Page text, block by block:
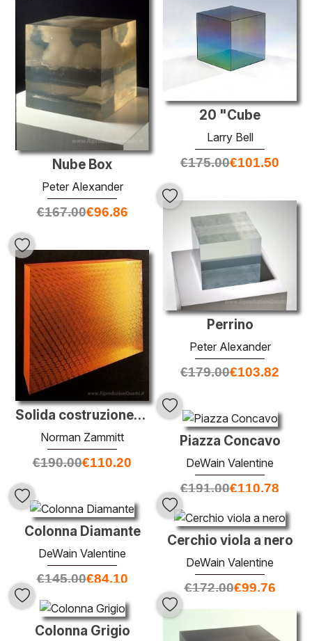
20 "Cube
Larry Bell
€175.00€101.50
Nube Box
Peter Alexander
€167.00€96.86
Perrino
Peter Alexander
€179.00€103.82
Solida costruzione-laminato
Norman Zammitt
€190.00€110.20
Piazza Concavo
DeWain Valentine
€191.00€110.78
Colonna Diamante
DeWain Valentine
€145.00€84.10
Cerchio viola a nero
DeWain Valentine
€172.00€99.76
Colonna Grigio